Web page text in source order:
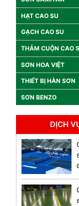
HẠT CAO SU
GẠCH CAO SU
THẢM CUỘN CAO
SƠN HOA VIỆT
THIẾT BỊ HÀN SƠN
SƠN BENZO
DỊCH